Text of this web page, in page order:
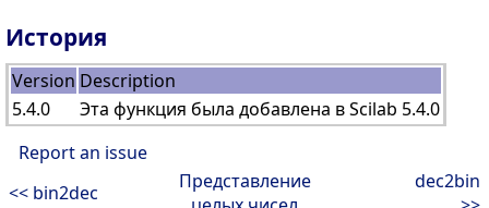
История
Version Description
5.4.0
Эта функция была добавлена в Scilab 5.4.0
Report an issue
<< bin2dec
Представление
dec2bin